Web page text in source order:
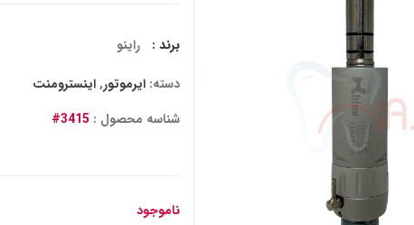
برند :
راینو
دسته: ایرموتور,اینسترومنت
شناسه محصول : 3415#
ناموجود